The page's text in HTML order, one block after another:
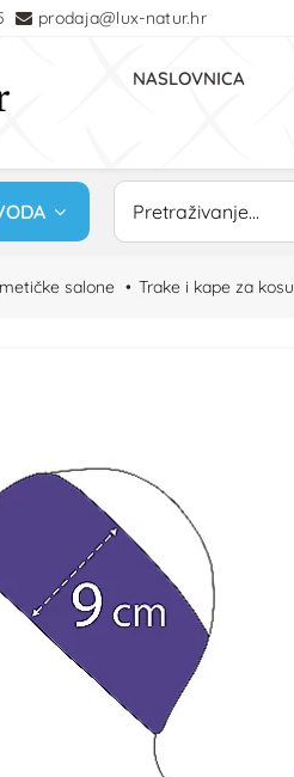
prodaja@lux-natur.hr
NASLOVNICA
salone Trake i kape za kosu